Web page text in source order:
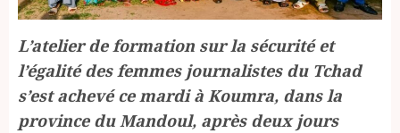
L’atelier de formation sur la sécurité et
l’égalité des femmes journalistes du Tchad
s’est achevé ce mardi à Koumra, dans la
province du Mandoul, après deux jours